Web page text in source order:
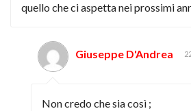
quello che ci aspetta nei prossimi
Giuseppe D'Andrea
Non credo che sia così ;